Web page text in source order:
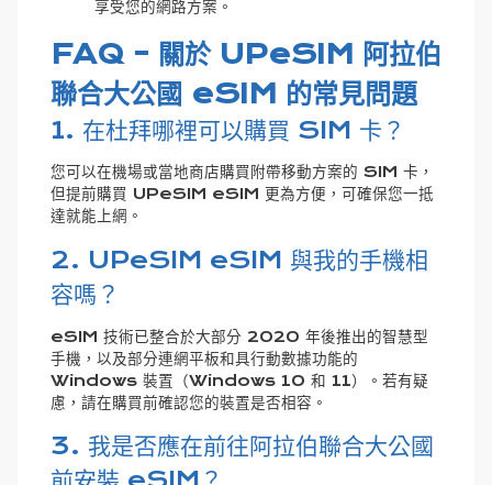
享受您的網路方案。
FAQ - 關於 UPeSIM 阿拉伯
聯合大公國 eSIM 的常見問題
1. 在杜拜哪裡可以購買 SIM 卡？
您可以在機場或當地商店購買附帶移動方案的 SIM 卡，
但提前購買 UPeSIM eSIM 更為方便，可確保您一抵
達就能上網。
2. UPeSIM eSIM 與我的手機相
容嗎？
eSIM 技術已整合於大部分 2020 年後推出的智慧型
手機，以及部分連網平板和具行動數據功能的
Windows 裝置（Windows 10 和 11）。若有疑
慮，請在購買前確認您的裝置是否相容。
3. 我是否應在前往阿拉伯聯合大公國